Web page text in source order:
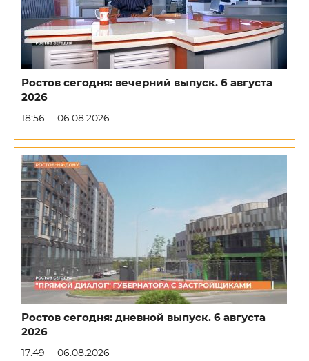
Ростов сегодня: вечерний выпуск. 6 августа
2026
18:56 06.08.2026
Ростов сегодня: дневной выпуск. 6 августа
2026
17:49 06.08.2026